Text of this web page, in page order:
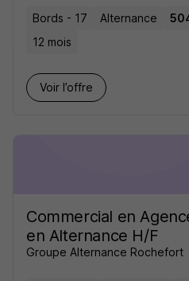
Bords - 17 Alternance
12 mois
Voir l’offre
Commercial en
en Alternance H/F
Groupe Alternance Rochefort